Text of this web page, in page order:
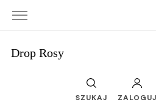
Drop Rosy
SZUKAJ ZALOGUJ